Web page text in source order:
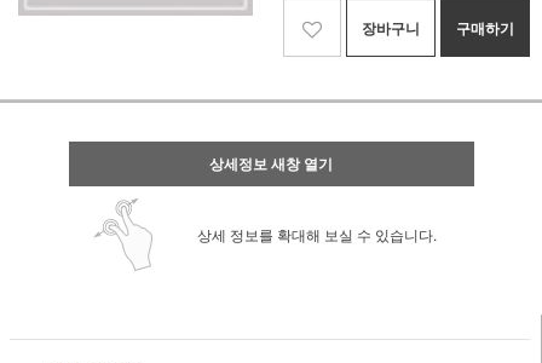
장바구니 구매하기
상세정보 새창 열기
상세 정보를 확대해 보실 수 있습니다.